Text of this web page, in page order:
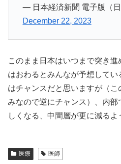
— 日本経済新聞 電子版（
December 22, 2023
このまま日本はいつまで突き
はおわるとみんなが予想して
はチャンスだと思いますが（
みなので逆にチャンス）、内
しくなる、中間層が更に減るよ
医療 医師